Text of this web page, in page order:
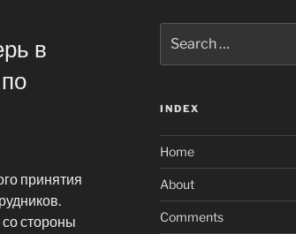
в
принятия
со стороны
for:
INDEX
Home
About
Comments